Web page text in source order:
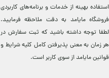
استفاده بهینه از خدمات و برنامه‌‏های کاربردی
فروشگاه مایامد به دقت ملاحظه فرمایید.
لطفا توجه داشته باشید که ثبت سفارش در
هر زمان به معنی پذیرفتن کامل کلیهشرایط و
قوانین مایامداز سوی کاربر است.